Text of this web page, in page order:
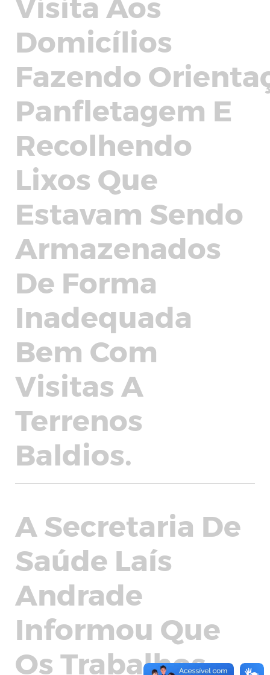
Domicílios
Fazendo
Panfletagem E
Recolhendo
Lixos Que
Estavam Sendo
Armazenados
De Forma
Inadequada
Bem Com
Visitas A
Terrenos
Baldios.
A Secretaria De
Saúde Laís
Andrade
Informou Que
Os Trabalhos